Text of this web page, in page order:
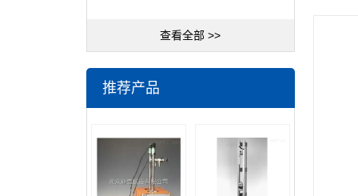
查看全部 >>
推荐产品